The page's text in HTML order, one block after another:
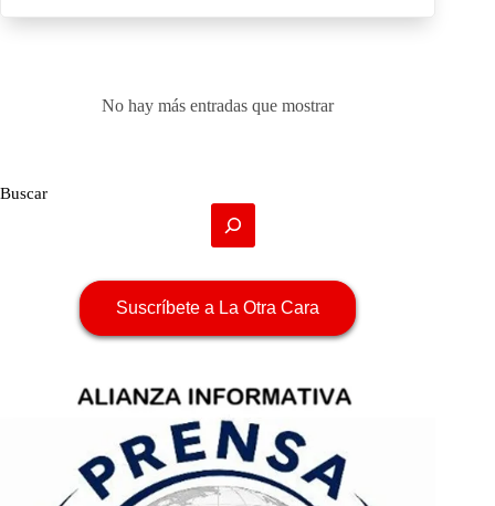
No hay más entradas que mostrar
Buscar
Suscríbete a La Otra Cara